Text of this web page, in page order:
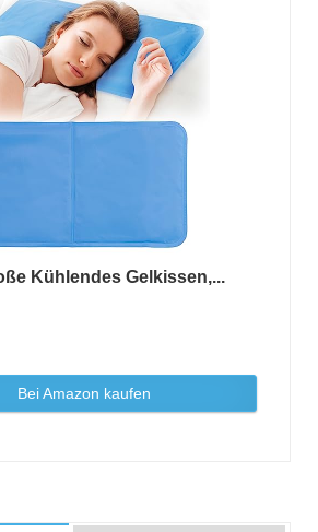
Kühlendes Gelkissen,...
Bei Amazon kaufen